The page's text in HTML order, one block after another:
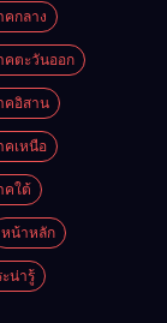
คกลาง
คตะวันออก
คอิสาน
คเหนือ
คใต้
หน้าหลัก
น่ารู้